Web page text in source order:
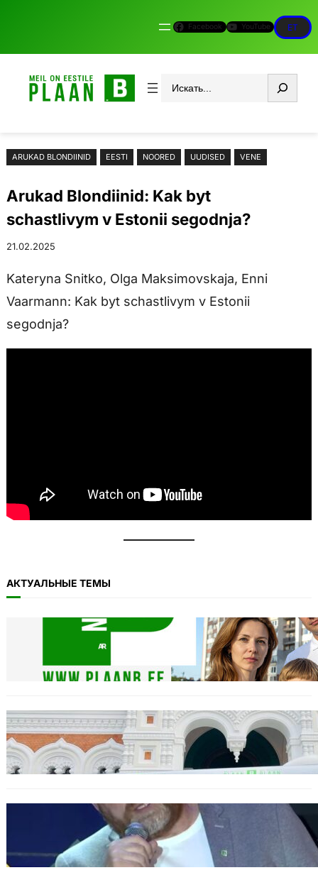
juurde
Facebook YouTube ET
Otsi
ARUKAD BLONDIINID EESTI NOORED UUDISED VENE
Arukad Blondiinid: Kak byt
schastlivym v Estonii segodnja?
21.02.2025
Kateryna Snitko, Olga Maksimovskaja, Enni
Vaarmann: Kak byt schastlivym v Estonii
segodnja?
АКТУАЛЬНЫЕ ТЕМЫ
11.11: Пикет на Тоомпеа
Täname Plaan B toetajaid ja ka vaenlasi!
20.10.2025
Urbo Vaarmann: Kuidas poliitika on
muutunud skandaalide areeniks
14.10.2025